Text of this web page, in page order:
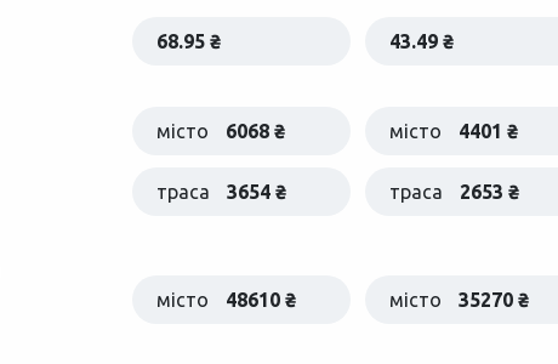
68.95 ₴ 43.49 ₴
місто 6068 ₴ місто 4401 ₴
траса 3654 ₴ траса 2653 ₴
місто 48610 ₴ місто 35270 ₴